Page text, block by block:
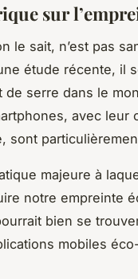
sur
le sait, n’est pas
étude récente, il
serre dans le
avec leur
sont
majeure à
notre empreinte
bien se
mobiles